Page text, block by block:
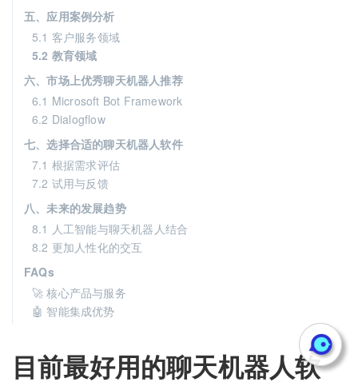
目前最好用的聊天机器人软
五、应用案例分析
5.1 客户服务领域
5.2 教育领域
六、市场上优秀聊天机器人推荐
6.1 Microsoft Bot Framework
6.2 Dialogflow
七、选择合适的聊天机器人软件
7.1 根据需求评估
7.2 试用与反馈
八、未来的发展趋势
8.1 人工智能与聊天机器人结合
8.2 更加人性化的交互
FAQs
🚀 核心产品与服务
🤖 智能集成优势